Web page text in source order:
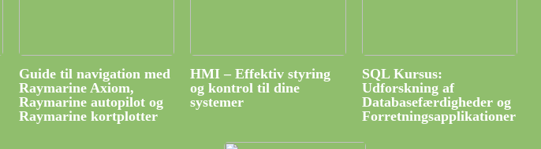
Guide til navigation med
Raymarine Axiom,
Raymarine autopilot og
Raymarine kortplotter
HMI – Effektiv styring
og kontrol til dine
systemer
SQL Kursus:
Udforskning af
Databasefærdigheder og
Forretningsapplikationer